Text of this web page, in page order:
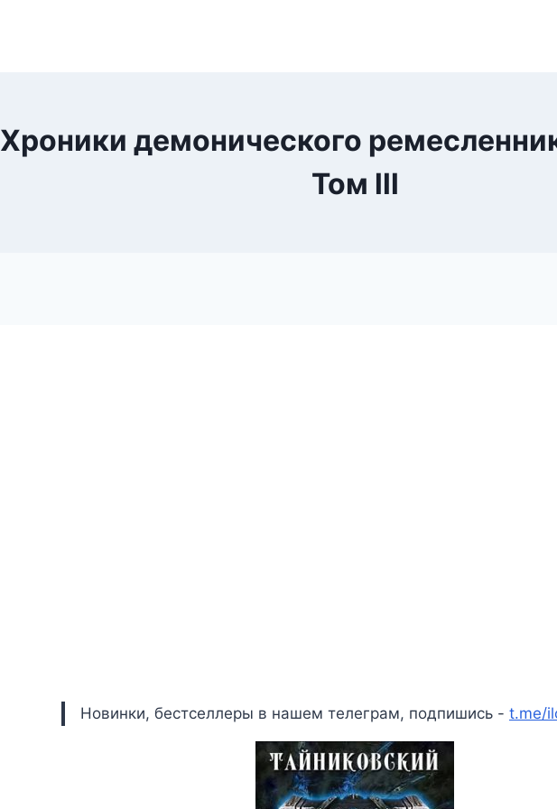
Хроники демонического
Том lll
Новинки, бестселлеры в нашем телеграм, подпишись - t.me/